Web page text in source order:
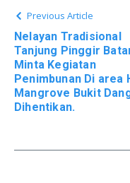
Previous Article
Nelayan Tradisional
Tanjung Pinggir
Minta Kegiatan
Penimbunan Di area
Mangrove Bukit
Dihentikan.